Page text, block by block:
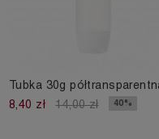
Tubka 30g
8,40 zł
14,00 zł 40%